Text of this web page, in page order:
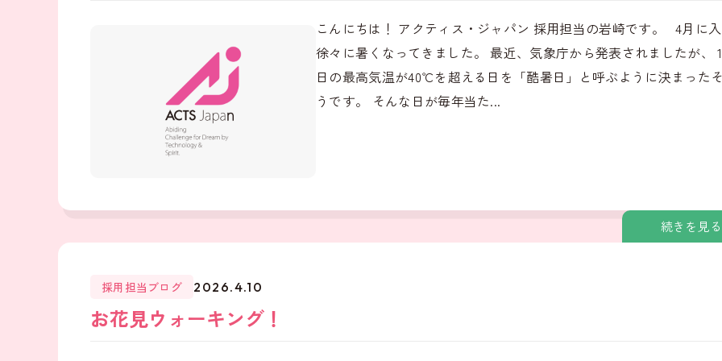
こんにちは！ アクティス・ジャパン 採用担当の岩崎です。 4月に入
徐々に暑くなってきました。 最近、気象庁から発表されましたが、 1
日の最高気温が40℃を超える日を「酷暑日」と呼ぶように決まったそ
うです。 そんな日が毎年当た...
続きを見る
採用担当ブログ 2026.4.10
お花見ウォーキング！